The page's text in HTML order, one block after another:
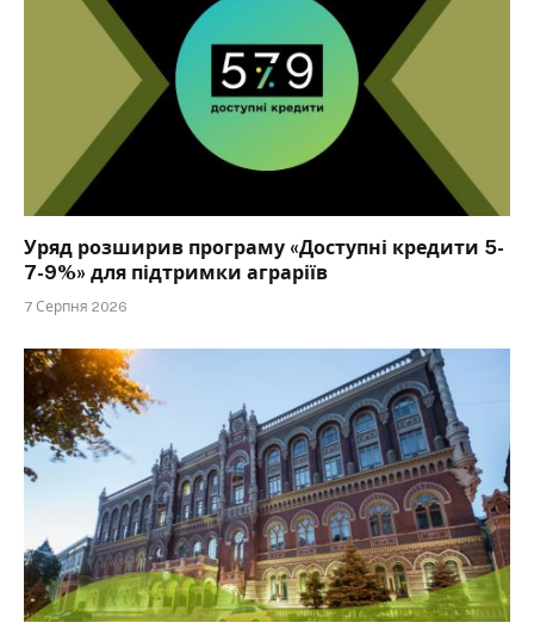
Уряд розширив програму «Доступні кредити 5-
7-9%» для підтримки аграріїв
7 Серпня 2026